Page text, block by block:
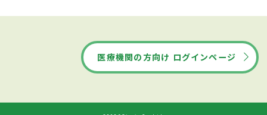
医療機関の方向け ログインページ